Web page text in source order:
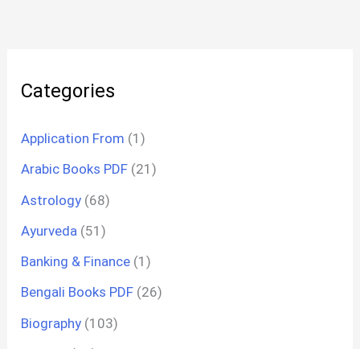
Categories
Application From (1)
Arabic Books PDF (21)
Astrology (68)
Ayurveda (51)
Banking & Finance (1)
Bengali Books PDF (26)
Biography (103)